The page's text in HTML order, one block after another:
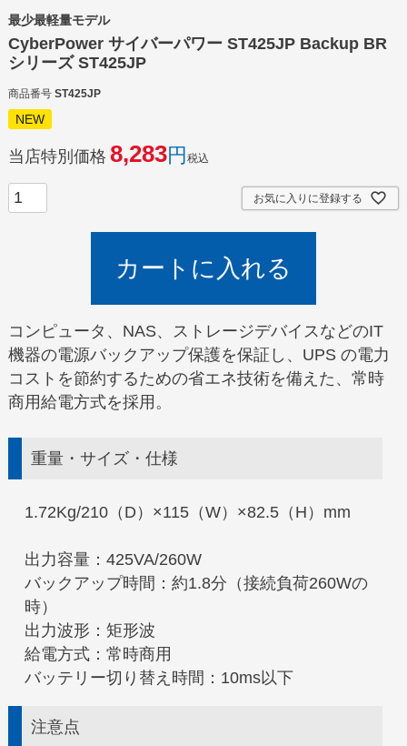
最少最軽量モデル
CyberPower サイバーパワー ST425JP Backup BR
シリーズ ST425JP
商品番号 ST425JP
NEW
当店特別価格 8,283 税込
お気に入りに登録する
カートに入れる
コンピュータ、NAS、ストレージデバイスなどのIT
機器の電源バックアップ保護を保証し、UPS の電力
コストを節約するための省エネ技術を備えた、常時
商用給電方式を採用。
重量・サイズ・仕様
1.72Kg/210（D）×115（W）×82.5（H）mm
出力容量：425VA/260W
バックアップ時間：約1.8分（接続負荷260Wの
時）
出力波形：矩形波
給電方式：常時商用
バッテリー切り替え時間：10ms以下
注意点